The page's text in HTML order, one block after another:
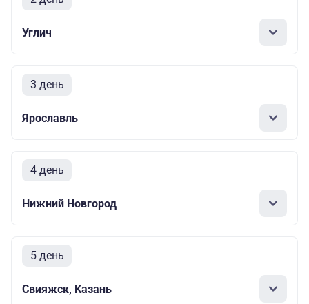
Углич
3 день
Ярославль
4 день
Нижний Новгород
5 день
Свияжск, Казань